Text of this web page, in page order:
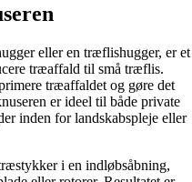
eller en træflishugger, er et
træaffald til små træflis.
træaffaldet og gøre det
er ideel til både private
inden for landskabspleje eller
i en indløbsåbning,